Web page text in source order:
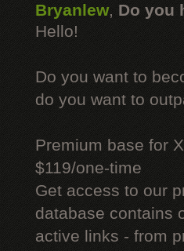
Bryanlew, Do you
Hello!
Do you want to
do you want to
Premium base for
$119/one-time
Get access to our
database contains
active links - from